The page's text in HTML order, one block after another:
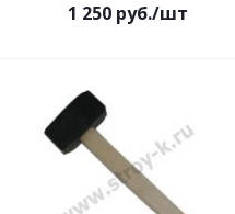
1 250руб./шт